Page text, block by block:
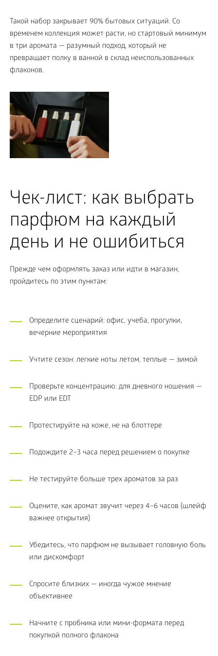
Такой набор закрывает 90% бытовых ситуаций. Со
временем коллекция может расти, но стартовый минимум
в три аромата — разумный подход, который не
превращает полку в ванной в склад неиспользованных
флаконов.
Чек-лист: как выбрать
парфюм на каждый
день и не ошибиться
Прежде чем оформлять заказ или идти в магазин,
пройдитесь по этим пунктам:
Определите сценарий: офис, учеба, прогулки,
вечерние мероприятия
Учтите сезон: легкие ноты летом, теплые — зимой
Проверьте концентрацию: для дневного ношения —
EDP или EDT
Протестируйте на коже, не на блоттере
Подождите 2–3 часа перед решением о покупке
Не тестируйте больше трех ароматов за раз
Оцените, как аромат звучит через 4–6 часов (шлейф
важнее открытия)
Убедитесь, что парфюм не вызывает головную боль
или дискомфорт
Спросите близких — иногда чужое мнение
объективнее
Начните с пробника или мини-формата перед
покупкой полного флакона